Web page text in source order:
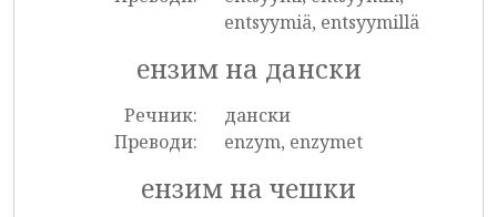
entsyymiä, entsyymillä
ензим на дански
Речник:
дански
Преводи:
enzym, enzymet
ензим на чешки